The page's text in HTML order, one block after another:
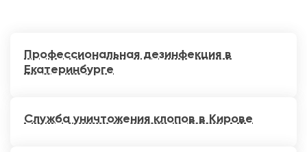
Профессиональная дезинфекция в
Екатеринбурге
Служба уничтожения клопов в Кирове